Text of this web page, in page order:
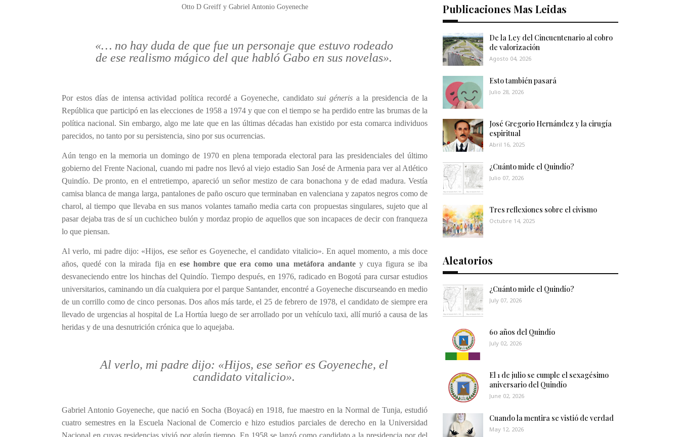
Otto D Greiff y Gabriel Antonio Goyeneche
«… no hay duda de que fue un personaje que estuvo rodeado
de ese realismo mágico del que habló Gabo en sus novelas».
Por estos días de intensa actividad política recordé a Goyeneche, candidatosui géneris a la presidencia de la
República que participó en las elecciones de 1958 a 1974 y que con el tiempo se ha perdido entre las brumas de la
política nacional. Sin embargo, algo me late que en las últimas décadas han existido por esta comarca individuos
parecidos, no tanto por su persistencia, sino por sus ocurrencias.
Aún tengo en la memoria un domingo de 1970 en plena temporada electoral para las presidenciales del último
gobierno del Frente Nacional, cuando mi padre nos llevó al viejo estadio San José de Armenia para ver al Atlético
Quindío. De pronto, en el entretiempo, apareció un señor mestizo de cara bonachona y de edad madura. Vestía
camisa blanca de manga larga, pantalones de paño oscuro que terminaban en valenciana y zapatos negros como de
charol, al tiempo que llevaba en sus manos volantes tamaño media carta con propuestas singulares, sujeto que al
pasar dejaba tras de sí un cuchicheo bulón y mordaz propio de aquellos que son incapaces de decir con franqueza
lo que piensan.
Al verlo, mi padre dijo: «Hijos, ese señor es Goyeneche, el candidato vitalicio». En aquel momento, a mis doce
años, quedé con la mirada fija en ese hombre que era como una metáfora andante y cuya figura se iba
desvaneciendo entre los hinchas del Quindío. Tiempo después, en 1976, radicado en Bogotá para cursar estudios
universitarios, caminando un día cualquiera por el parque Santander, encontré a Goyeneche discurseando en medio
de un corrillo como de cinco personas. Dos años más tarde, el 25 de febrero de 1978, el candidato de siempre era
llevado de urgencias al hospital de La Hortúa luego de ser arrollado por un vehículo taxi, allí murió a causa de las
heridas y de una desnutrición crónica que lo aquejaba.
Al verlo, mi padre dijo: «Hijos, ese señor es Goyeneche, el
candidato vitalicio».
Gabriel Antonio Goyeneche, que nació en Socha (Boyacá) en 1918, fue maestro en la Normal de Tunja, estudió
cuatro semestres en la Escuela Nacional de Comercio e hizo estudios parciales de derecho en la Universidad
Nacional en cuyas residencias vivió por algún tiempo. En 1958 se lanzó como candidato a la presidencia por del
Publicaciones Mas Leidas
De la Ley del Cincuentenario al cobro
de valorización
Agosto 04, 2026
Esto también pasará
Julio 28, 2026
José Gregorio Hernández y la cirugía
espiritual
Abril 16, 2025
¿Cuánto mide el Quindío?
Julio 07, 2026
Tres reflexiones sobre el civismo
Octubre 14, 2025
Aleatorios
¿Cuánto mide el Quindío?
July 07, 2026
60 años del Quindío
July 02, 2026
El 1 de julio se cumple el sexagésimo
aniversario del Quindío
June 02, 2026
Cuando la mentira se vistió de verdad
May 12, 2026